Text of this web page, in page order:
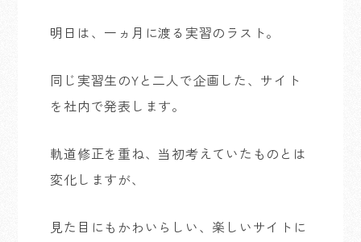
明日は、一ヵ月に渡る実習のラスト。
同じ実習生のYと二人で企画した、サイト
を社内で発表します。
軌道修正を重ね、当初考えていたものとは
変化しますが、
見た目にもかわいらしい、楽しいサイトに